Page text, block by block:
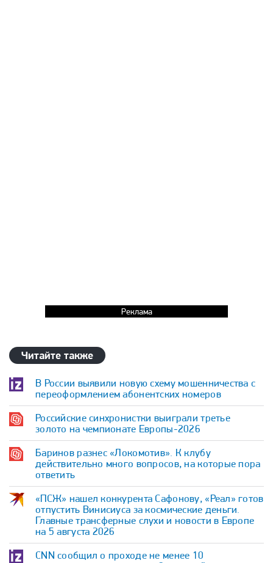
Реклама
Читайте также
В России выявили новую схему мошенничества с
переоформлением абонентских номеров
Российские синхронистки выиграли третье
золото на чемпионате Европы-2026
Баринов разнес «Локомотив». К клубу
действительно много вопросов, на которые пора
ответить
«ПСЖ» нашел конкурента Сафонову, «Реал» готов
отпустить Винисиуса за космические деньги.
Главные трансферные слухи и новости в Европе
на 5 августа 2026
CNN сообщил о проходе не менее 10